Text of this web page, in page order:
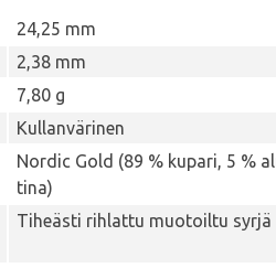
24,25 mm
2,38 mm
7,80 g
Kullanvärinen
Nordic Gold (89 % kupari, 5 %
tina)
Tiheästi rihlattu muotoiltu syrjä